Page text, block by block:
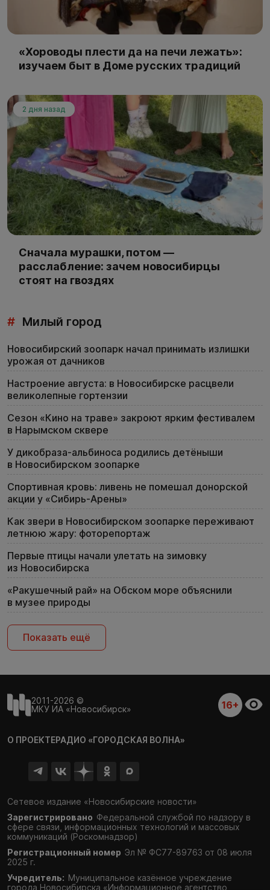
«Хороводы плести да на печи лежать»:
изучаем быт в Доме русских традиций
2 дня назад
Сначала мурашки, потом —
расслабление: зачем новосибирцы
стоят на гвоздях
# Милый город
Новосибирский зоопарк начал принимать излишки
урожая от дачников
Настроение августа: в Новосибирске расцвели
великолепные гортензии
Сезон «Кино на траве» закроют ярким фестивалем
в Нарымском сквере
У дикобраза-альбиноса родились детёныши
в Новосибирском зоопарке
Спортивная кровь: ливень не помешал донорской
акции у «Сибирь-Арены»
Как звери в Новосибирском зоопарке переживают
летнюю жару: фоторепортаж
Первые птицы начали улетать на зимовку
из Новосибирска
«Ракушечный рай» на Обском море объяснили
в музее природы
Показать ещё
2011-2026 ©
МКУ ИА «Новосибирск»
16+
О ПРОЕКТЕРАДИО «ГОРОДСКАЯ ВОЛНА»
Сетевое издание «Новосибирские новости»
Зарегистрировано Федеральной службой по надзору в
сфере связи, информационных технологий и массовых
коммуникаций (Роскомнадзор)
Регистрационный номер Эл № ФС77-89763 от 08 июля
2025 г.
Учредитель: Муниципальное казённое учреждение
города Новосибирска «Информационное агентство